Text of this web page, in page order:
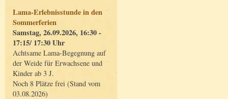
Lama-Erlebnisstunde in den
Sommerferien
Samstag, 26.09.2026, 16:30 -
17:15/ 17:30 Uhr
Achtsame Lama-Begegnung auf
der Weide für Erwachsene und
Kinder ab 3 J.
Noch 8 Plätze frei (Stand vom
03.08.2026)